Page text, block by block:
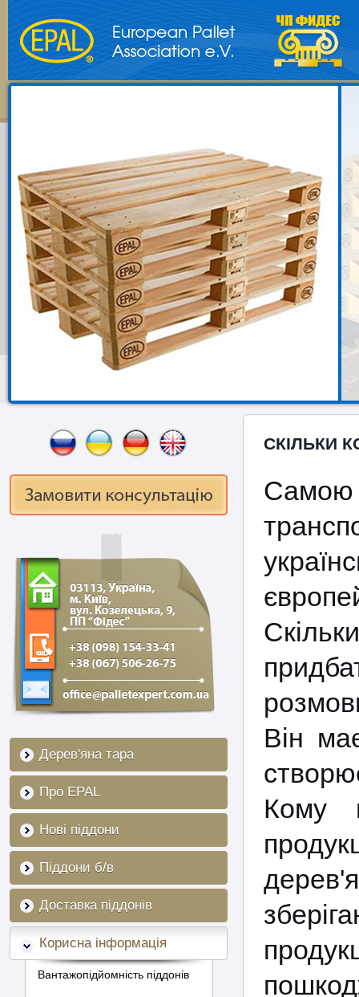
Дерев'яна тара
Про EPAL
Нові піддони
Піддони б/в
Доставка піддонів
Корисна інформація
Вантажопідйомність піддонів
СКІЛЬКИ
Самою
Він
Кому